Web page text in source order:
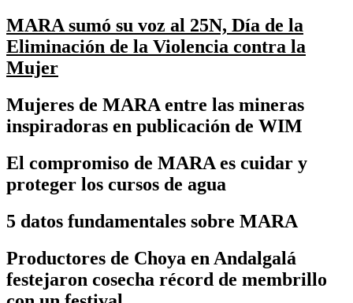
MARA sumó su voz al 25N, Día de la
Eliminación de la Violencia contra la
Mujer
Mujeres de MARA entre las mineras
inspiradoras en publicación de WIM
El compromiso de MARA es cuidar y
proteger los cursos de agua
5 datos fundamentales sobre MARA
Productores de Choya en Andalgalá
festejaron cosecha récord de membrillo